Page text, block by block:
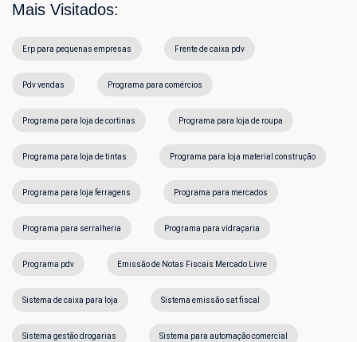
Mais Visitados:
Erp para pequenas empresas Frente de caixa pdv
Pdv vendas Programa para comércios
Programa para loja de cortinas Programa para loja de roupa
Programa para loja de tintas Programa para loja material construção
Programa para loja ferragens Programa para mercados
Programa para serralheria Programa para vidraçaria
Programa pdv Emissão de Notas Fiscais Mercado Livre
Sistema de caixa para loja Sistema emissão sat fiscal
Sistema gestão drogarias Sistema para automação comercial